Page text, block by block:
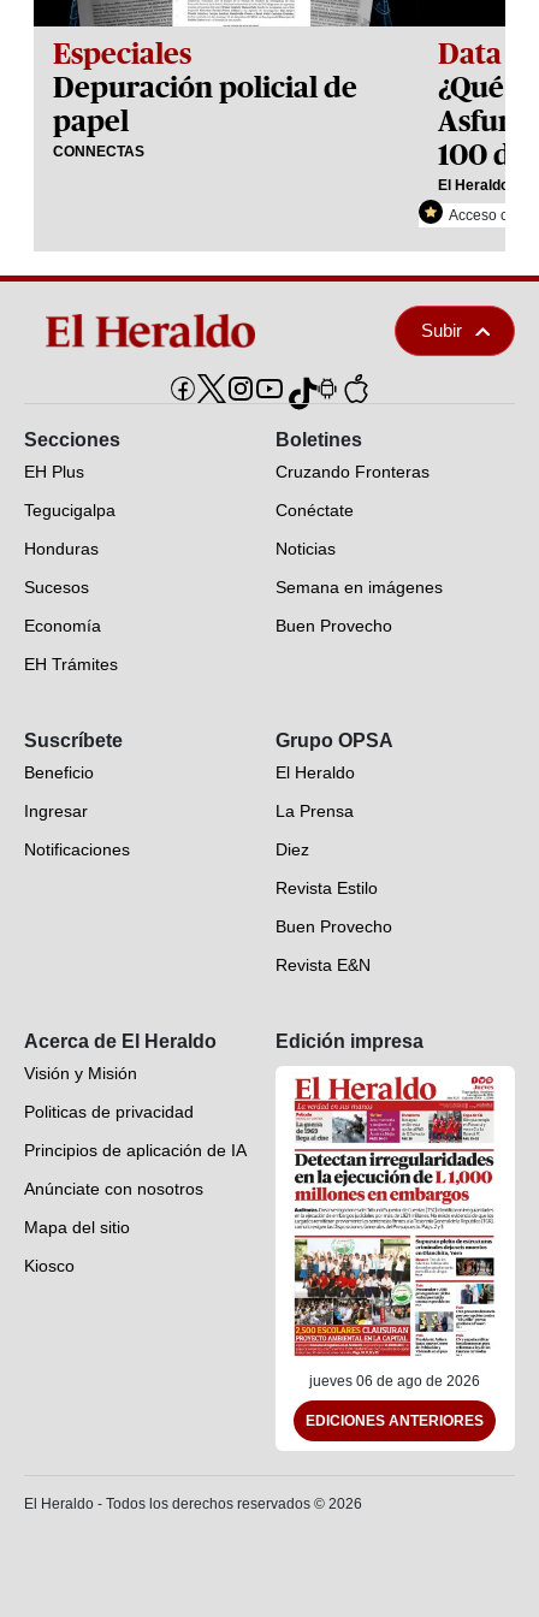
Especiales
Depuración policial de
papel
CONNECTAS
Data
¿Qué
Asfura
100
El Heraldo
Acceso con
Subir
Secciones
EH Plus
Tegucigalpa
Honduras
Sucesos
Economía
EH Trámites
EH Verifica
Fotogalerías
Deportes
Videos
Boletines
Cruzando Fronteras
Conéctate
Noticias
Semana en imágenes
Buen Provecho
Suscríbete
Beneficio
Ingresar
Notificaciones
Grupo OPSA
El Heraldo
La Prensa
Diez
Revista Estilo
Buen Provecho
Revista E&N
Acerca de El Heraldo
Visión y Misión
Politicas de privacidad
Principios de aplicación de IA
Anúnciate con nosotros
Mapa del sitio
Kiosco
Edición impresa
jueves 06 de ago de 2026
EDICIONES ANTERIORES
El Heraldo - Todos los derechos reservados © 2026